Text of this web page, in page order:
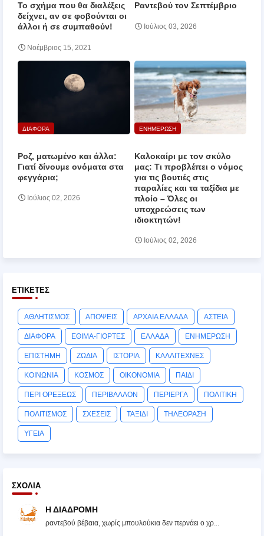
Το σχήμα που θα διαλέξεις
δείχνει, αν σε φοβούνται οι
άλλοι ή σε συμπαθούν!
Νοέμβριος 15, 2021
Ραντεβού τον Σεπτέμβριο
Ιούλιος 03, 2026
ΔΙΑΦΟΡΑ
Ροζ, ματωμένο και άλλα:
Γιατί δίνουμε ονόματα στα
φεγγάρια;
Ιούλιος 02, 2026
ΕΝΗΜΕΡΩΣΗ
Καλοκαίρι με τον σκύλο
μας: Τι προβλέπει ο νόμος
για τις βουτιές στις
παραλίες και τα ταξίδια με
πλοίο – Όλες οι
υποχρεώσεις των
ιδιοκτητών!
Ιούλιος 02, 2026
ΕΤΙΚΈΤΕΣ
ΑΘΛΗΤΙΣΜΟΣ ΑΠΟΨΕΙΣ ΑΡΧΑΙΑ ΕΛΛΑΔΑ ΑΣΤΕΙΑ
ΔΙΑΦΟΡΑ ΕΘΙΜΑ-ΓΙΟΡΤΕΣ ΕΛΛΑΔΑ ΕΝΗΜΕΡΩΣΗ
ΕΠΙΣΤΗΜΗ ΖΩΔΙΑ ΙΣΤΟΡΙΑ ΚΑΛΛΙΤΕΧΝΕΣ
ΚΟΙΝΩΝΙΑ ΚΟΣΜΟΣ ΟΙΚΟΝΟΜΙΑ ΠΑΙΔΙ
ΠΕΡΙ ΟΡΕΞΕΩΣ ΠΕΡΙΒΑΛΛΟΝ ΠΕΡΙΕΡΓΑ ΠΟΛΙΤΙΚΗ
ΠΟΛΙΤΙΣΜΟΣ ΣΧΕΣΕΙΣ ΤΑΞΙΔΙ ΤΗΛΕΟΡΑΣΗ
ΥΓΕΙΑ
ΣΧΌΛΙΑ
Η ΔΙΑΔΡΟΜΗ
ραντεβού βέβαια, χωρίς μπουλούκια δεν περνάει ο χρ...